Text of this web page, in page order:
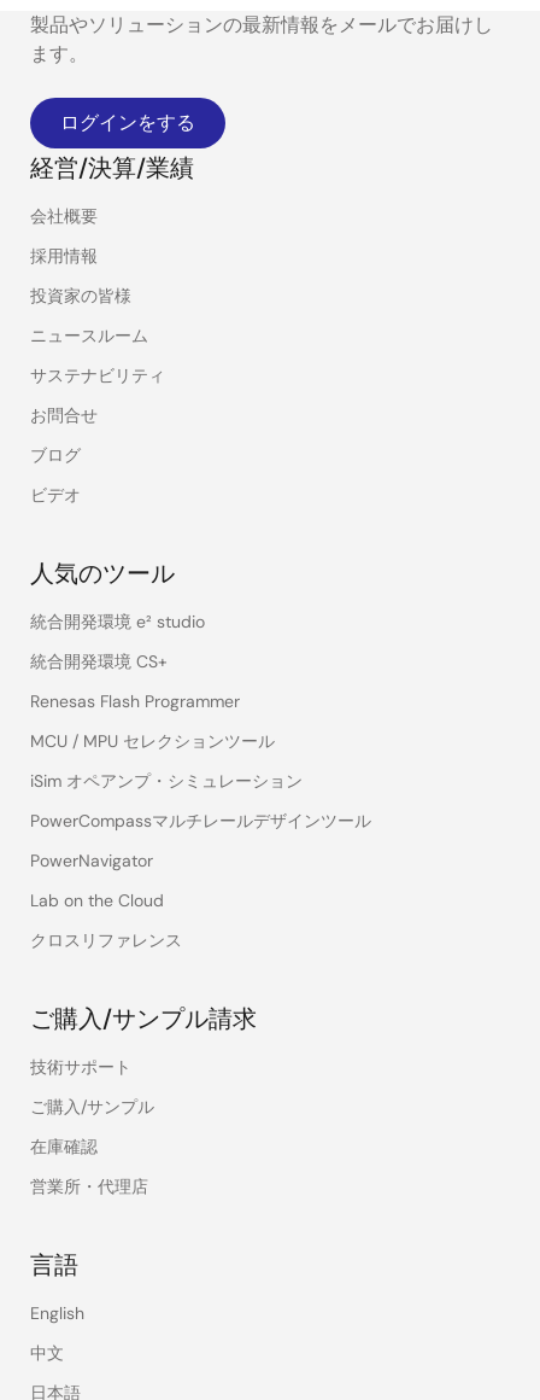
製品やソリューションの最新情報をメールでお届けし
ます。
ログインをする
経営/決算/業績
会社概要
採用情報
投資家の皆様
ニュースルーム
サステナビリティ
お問合せ
ブログ
ビデオ
人気のツール
統合開発環境 e² studio
統合開発環境 CS+
Renesas Flash Programmer
MCU / MPU セレクションツール
iSim オペアンプ・シミュレーション
PowerCompassマルチレールデザインツール
PowerNavigator
Lab on the Cloud
クロスリファレンス
ご購入/サンプル請求
技術サポート
ご購入/サンプル
在庫確認
営業所・代理店
言語
English
中文
日本語